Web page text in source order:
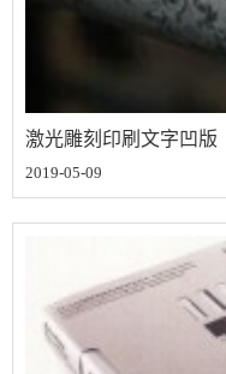
激光雕刻印刷文字凹版
2019-05-09